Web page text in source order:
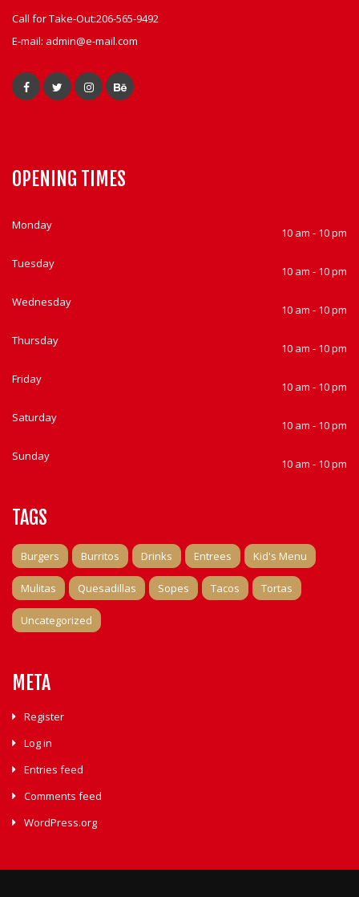
Call for Take-Out:206-565-9492
E-mail: admin@e-mail.com
OPENING TIMES
Monday
10 am - 10 pm
Tuesday
10 am - 10 pm
Wednesday
10 am - 10 pm
Thursday
10 am - 10 pm
Friday
10 am - 10 pm
Saturday
10 am - 10 pm
Sunday
10 am - 10 pm
TAGS
Burgers Burritos Drinks Entrees Kid's Menu
Mulitas Quesadillas Sopes Tacos Tortas
Uncategorized
META
Register
Log in
Entries feed
Comments feed
WordPress.org